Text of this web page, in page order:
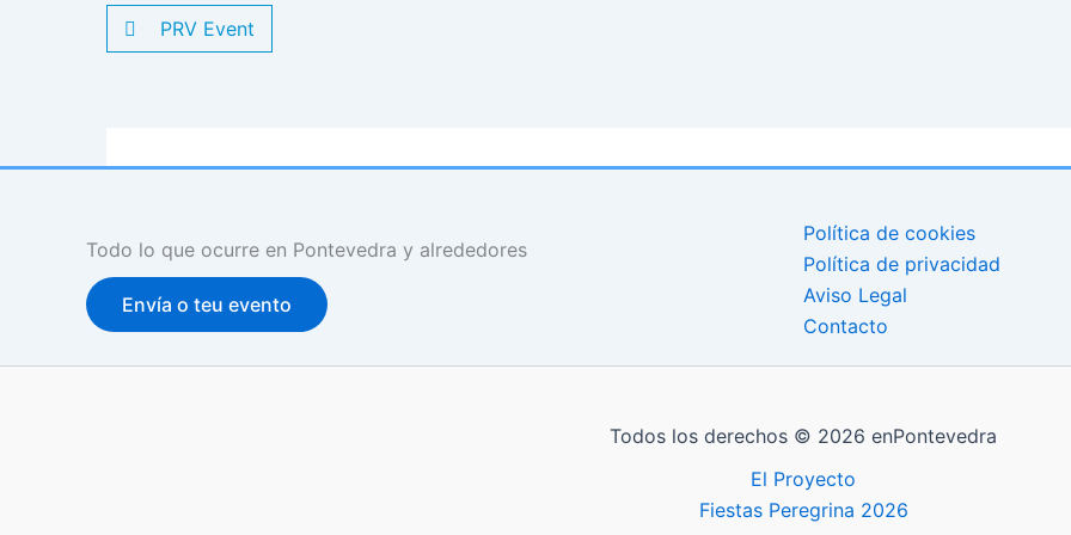
PRV Event
Todo lo que ocurre en Pontevedra y alrededores
Envía o teu evento
Política de cookies
Política de privacidad
Aviso Legal
Contacto
Todos los derechos © 2026 enPontevedra
El Proyecto
Fiestas Peregrina 2026